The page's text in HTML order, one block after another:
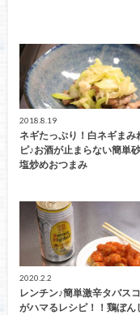
2018.8.19
ネギたっぷり！白ネギまみ
ピ♪お酒が止まらない簡単
塩炒めおつまみ
2020.2.2
レンチン♪簡単激辛タバス
がハマるレシピ！！鶏ぼん